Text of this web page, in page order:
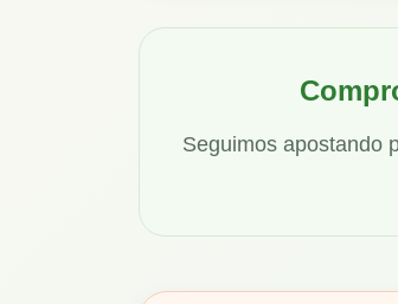
Seguimos apostando